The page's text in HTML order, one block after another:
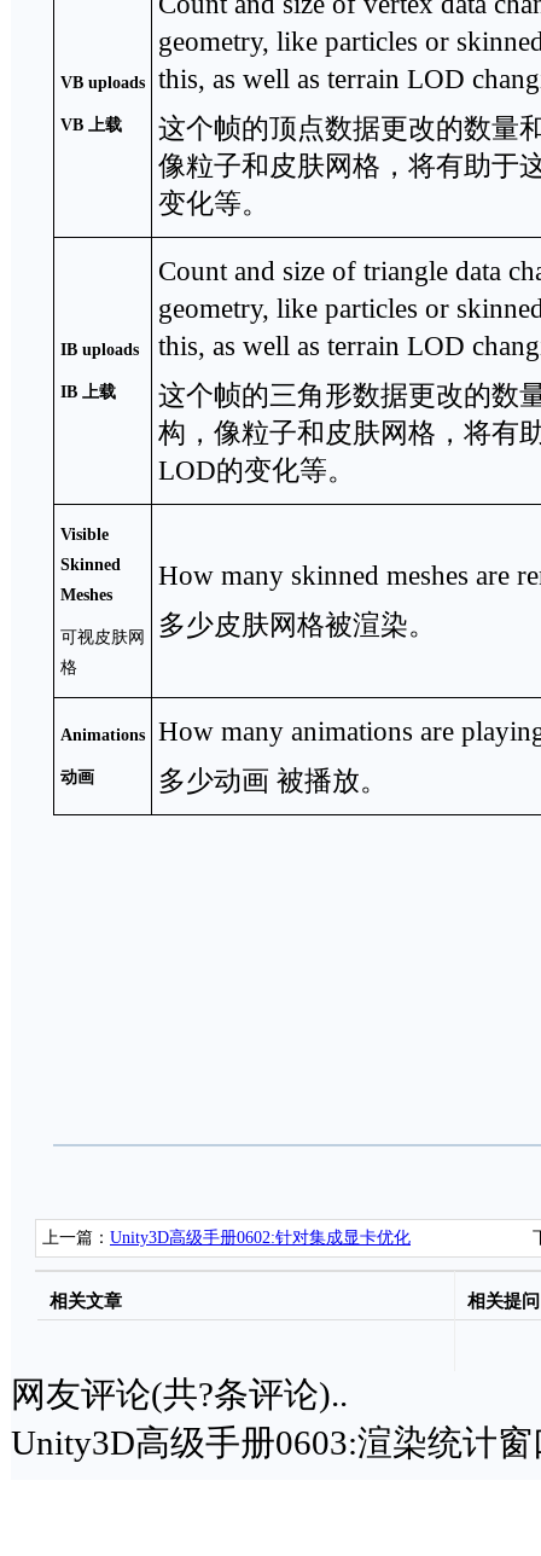
VB uploads
VB 上载
geometry, like particles or
this, as well as terrain LOD
这个帧的顶点数据更改的数量
像粒子和皮肤网格，将有助于
变化等。
IB uploads
IB 上载
Count and size of triangle data
geometry, like particles or
this, as well as terrain LOD
这个帧的三角形数据更改的数
构，像粒子和皮肤网格，将有
LOD的变化等。
Visible
Skinned
Meshes
可视皮肤网
格
How many skinned meshes are
多少皮肤网格被渲染。
Animations
动画
How many animations are
多少动画 被播放。
上一篇： Unity3D高级手册0602:针对集成显卡优化
相关文章 相关提问
网友评论(共?条评论)..
Unity3D高级手册0603:渲染统计窗